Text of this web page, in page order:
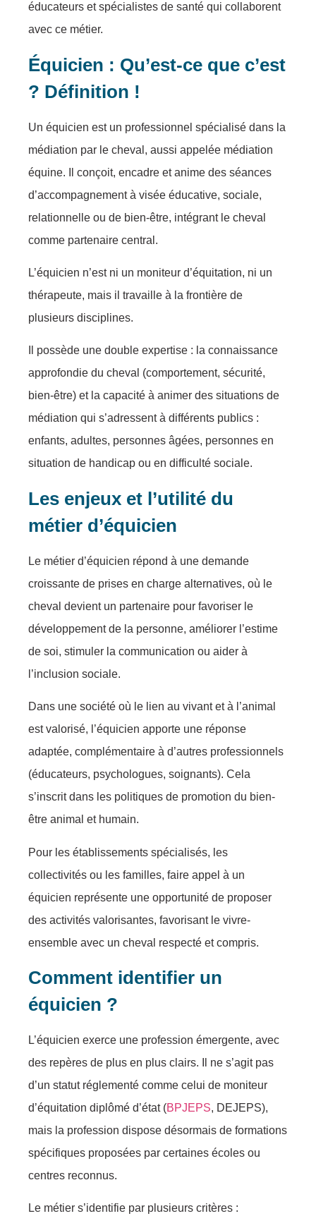
éducateurs et spécialistes de santé qui collaborent
avec ce métier.
Équicien : Qu’est-ce que c’est
? Définition !
Un équicien est un professionnel spécialisé dans la
médiation par le cheval, aussi appelée médiation
équine. Il conçoit, encadre et anime des séances
d’accompagnement à visée éducative, sociale,
relationnelle ou de bien-être, intégrant le cheval
comme partenaire central.
L’équicien n’est ni un moniteur d’équitation, ni un
thérapeute, mais il travaille à la frontière de
plusieurs disciplines.
Il possède une double expertise : la connaissance
approfondie du cheval (comportement, sécurité,
bien-être) et la capacité à animer des situations de
médiation qui s’adressent à différents publics :
enfants, adultes, personnes âgées, personnes en
situation de handicap ou en difficulté sociale.
Les enjeux et l’utilité du
métier d’équicien
Le métier d’équicien répond à une demande
croissante de prises en charge alternatives, où le
cheval devient un partenaire pour favoriser le
développement de la personne, améliorer l’estime
de soi, stimuler la communication ou aider à
l’inclusion sociale.
Dans une société où le lien au vivant et à l’animal
est valorisé, l’équicien apporte une réponse
adaptée, complémentaire à d’autres professionnels
(éducateurs, psychologues, soignants). Cela
s’inscrit dans les politiques de promotion du bien-
être animal et humain.
Pour les établissements spécialisés, les
collectivités ou les familles, faire appel à un
équicien représente une opportunité de proposer
des activités valorisantes, favorisant le vivre-
ensemble avec un cheval respecté et compris.
Comment identifier un
équicien ?
L’équicien exerce une profession émergente, avec
des repères de plus en plus clairs. Il ne s’agit pas
d’un statut réglementé comme celui de moniteur
d’équitation diplômé d’état (BPJEPS, DEJEPS),
mais la profession dispose désormais de formations
spécifiques proposées par certaines écoles ou
centres reconnus.
Le métier s’identifie par plusieurs critères :